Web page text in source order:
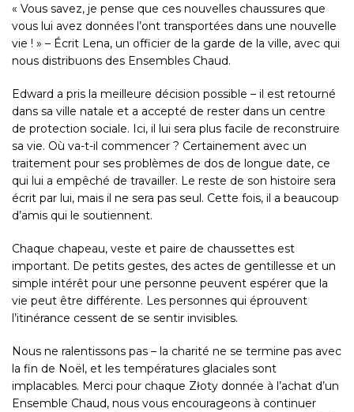
« Vous savez, je pense que ces nouvelles chaussures que
vous lui avez données l’ont transportées dans une nouvelle
vie ! » – Écrit Lena, un officier de la garde de la ville, avec qui
nous distribuons des Ensembles Chaud.
Edward a pris la meilleure décision possible – il est retourné
dans sa ville natale et a accepté de rester dans un centre
de protection sociale. Ici, il lui sera plus facile de reconstruire
sa vie. Où va-t-il commencer ? Certainement avec un
traitement pour ses problèmes de dos de longue date, ce
qui lui a empêché de travailler. Le reste de son histoire sera
écrit par lui, mais il ne sera pas seul. Cette fois, il a beaucoup
d’amis qui le soutiennent.
Chaque chapeau, veste et paire de chaussettes est
important. De petits gestes, des actes de gentillesse et un
simple intérêt pour une personne peuvent espérer que la
vie peut être différente. Les personnes qui éprouvent
l’itinérance cessent de se sentir invisibles.
Nous ne ralentissons pas – la charité ne se termine pas avec
la fin de Noël, et les températures glaciales sont
implacables. Merci pour chaque Złoty donnée à l’achat d’un
Ensemble Chaud, nous vous encourageons à continuer